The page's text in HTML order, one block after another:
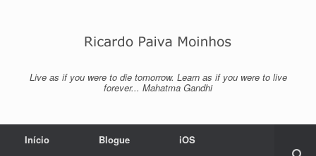
Live as if you were to die tomorrow. Learn as if you were to live
forever... Mahatma Gandhi
Início Blogue iOS